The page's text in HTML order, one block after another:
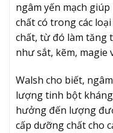
ngâm yến mạch
chất có trong các
chất, từ đó làm tăng
như sắt, kẽm, magie
Walsh cho biết,
lượng tinh bột
hưởng đến lượng
cấp dưỡng chất cho